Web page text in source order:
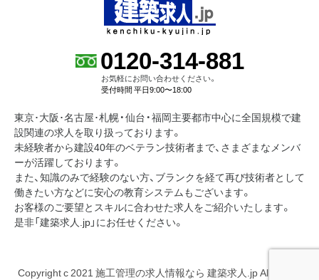
0120-314-881
お気軽にお問い合わせください。
受付時間 平日9:00〜18:00
東京･大阪･名古屋･札幌・仙台・福岡主要都市中心に全国規模で建
設関連の求人を取り扱っております。
未経験者から建設40年のベテラン技術者まで、さまざまなメンバ
ーが活躍しております。
また、知識のみで経験のない方、ブランクを経て再び技術者として
働きたい方などに安心の教育システムもございます。
お客様のご要望とスキルに合わせた求人をご紹介いたします。
是非「建築求人.jp」にお任せください。
Copyright c 2021 施工管理の求人情報なら 建築求人.jp All Rights